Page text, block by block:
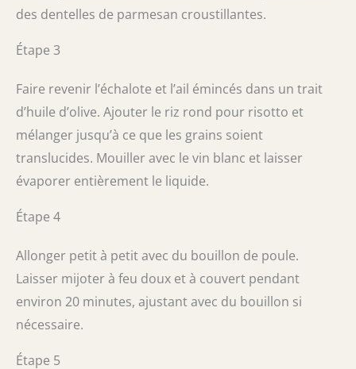
des dentelles de parmesan croustillantes.
Étape 3
Faire revenir l’échalote et l’ail émincés dans un trait
d’huile d’olive. Ajouter le riz rond pour risotto et
mélanger jusqu’à ce que les grains soient
translucides. Mouiller avec le vin blanc et laisser
évaporer entièrement le liquide.
Étape 4
Allonger petit à petit avec du bouillon de poule.
Laisser mijoter à feu doux et à couvert pendant
environ 20 minutes, ajustant avec du bouillon si
nécessaire.
Étape 5